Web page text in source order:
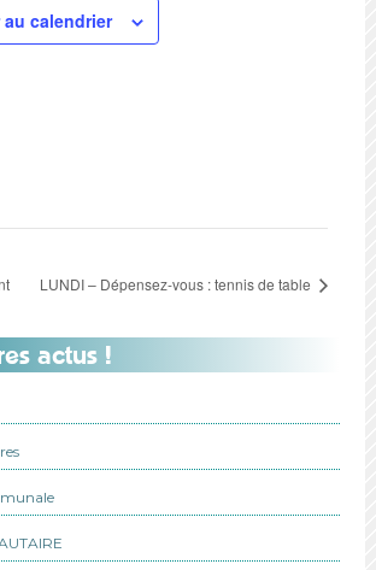
calendrier
LUNDI – Dépensez-vous : tennis de table
actus !